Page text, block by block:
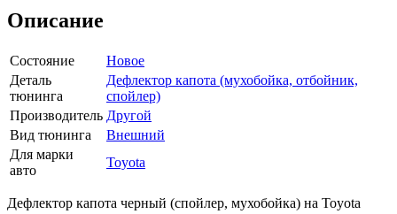
Описание
Состояние
Новое
Деталь
тюнинга
Дефлектор капота (мухобойка, отбойник,
спойлер)
Производитель Другой
Вид тюнинга
Внешний
Для марки
авто
Toyota
Дефлектор капота черный (спойлер, мухобойка) на Toyota